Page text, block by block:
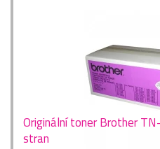
Originální toner Brother
stran